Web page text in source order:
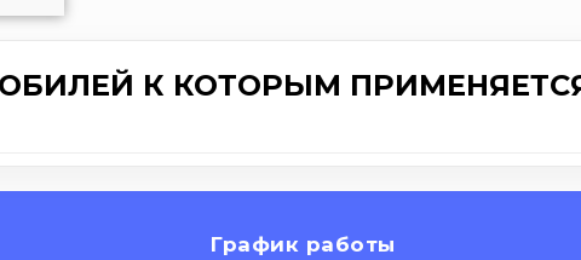
К КОТОРЫМ
График работы